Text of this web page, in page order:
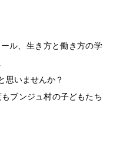
ル、生き方と働き方の学
思いませんか？
ブンジュ村の子どもたち